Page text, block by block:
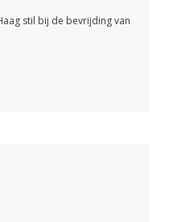
stil bij de bevrijding van